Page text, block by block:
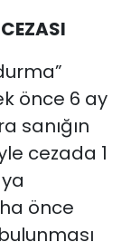
önce 6 ay
sanığın
cezada 1
önce